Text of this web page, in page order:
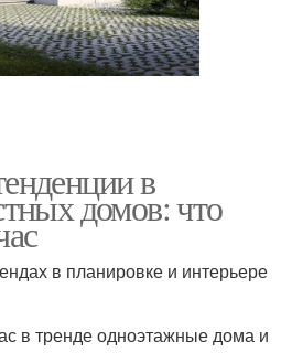
в
домов: что
в планировке и интерьере
в тренде одноэтажные дома и